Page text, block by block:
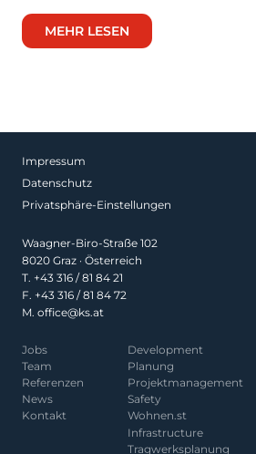
MEHR LESEN
Impressum
Datenschutz
Privatsphäre-Einstellungen
Waagner-Biro-Straße 102
8020 Graz · Österreich
T. +43 316 / 81 84 21
F. +43 316 / 81 84 72
M. office@ks.at
Jobs
Team
Referenzen
News
Kontakt
Development
Planung
Projekt­management
Safety
Wohnen.st
Infrastructure
Tragwerksplanung